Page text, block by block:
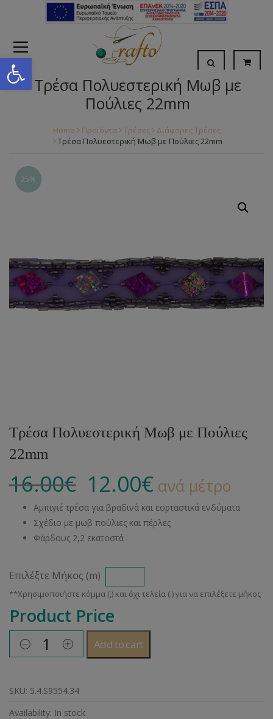
Open toolbar
Τρέσα Πολυεστερική Μωβ με
Πούλιες 22mm
Home Προϊόντα Τρέσες
Διάφορες Τρέσες
Τρέσα Πολυεστερική Μωβ με Πούλιες 22mm
25%
Τρέσα Πολυεστερική Μωβ με Πούλιες
22mm
16.00€ 12.00€ ανά μέτρο
Αμπιγιέ τρέσα για βραδινά και εορταστικά ενδύματα
Σχέδιο με μωβ πούλιες και πέρλες
Φάρδους 2,2 εκατοστά
Επιλέξτε Μήκος (m)
Product Price
Add to cart
SKU: 5.4.S9554.34
Availability: In stock